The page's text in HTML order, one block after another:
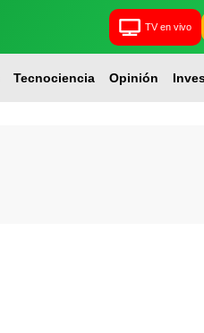
TV en vivo
Tecnociencia Opinión